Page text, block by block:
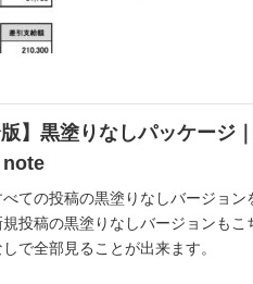
版】黒塗りなしパッケージ
ての投稿の黒塗りなしバージョ
投稿の黒塗りなしバージョンも
で全部見ることが出来ます。